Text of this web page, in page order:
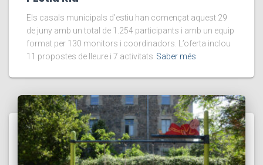
Els casals municipals d’estiu han començat aquest 29
de juny amb un total de 1.254 participants i amb un equip
format per 130 monitors i coordinadors. L’oferta inclou
11 propostes de lleure i 7 activitats Saber més